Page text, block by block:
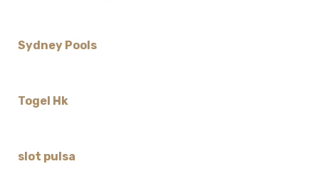
Sydney Pools
Togel Hk
slot pulsa